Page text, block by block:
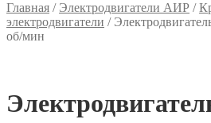
Главная / Электродвигатели АИР /
электродвигатели /
об/мин